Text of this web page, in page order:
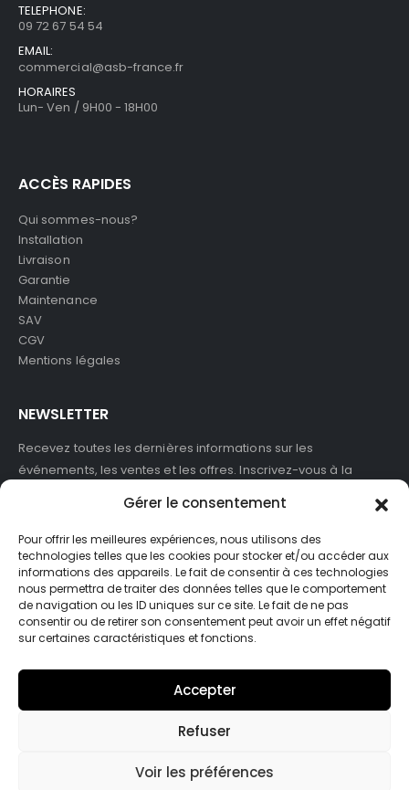
Gérer le consentement
Pour offrir les meilleures expériences, nous utilisons des
technologies telles que les cookies pour stocker et/ou accéder aux
informations des appareils. Le fait de consentir à ces technologies
nous permettra de traiter des données telles que le comportement
de navigation ou les ID uniques sur ce site. Le fait de ne pas
consentir ou de retirer son consentement peut avoir un effet négatif
sur certaines caractéristiques et fonctions.
Accepter
Refuser
Voir les préférences
TELEPHONE:
09 72 67 54 54
EMAIL:
commercial@asb-france.fr
HORAIRES
Lun- Ven / 9H00 - 18H00
ACCÈS RAPIDES
Qui sommes-nous?
Installation
Livraison
Garantie
Maintenance
SAV
CGV
Mentions légales
NEWSLETTER
Recevez toutes les dernières informations sur les
événements, les ventes et les offres. Inscrivez-vous à la
J'accepte de recevoir des newsletters et des informations
marketing de ASB France.